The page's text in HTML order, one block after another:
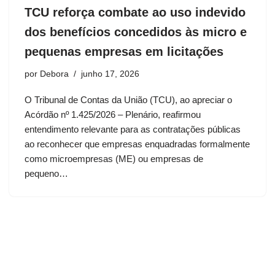
TCU reforça combate ao uso indevido
dos benefícios concedidos às micro e
pequenas empresas em licitações
por Debora junho 17, 2026
O Tribunal de Contas da União (TCU), ao apreciar o
Acórdão nº 1.425/2026 – Plenário, reafirmou
entendimento relevante para as contratações públicas
ao reconhecer que empresas enquadradas formalmente
como microempresas (ME) ou empresas de
pequeno…